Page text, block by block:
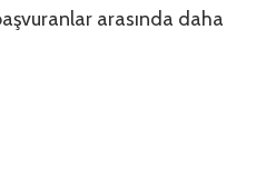
arasında daha